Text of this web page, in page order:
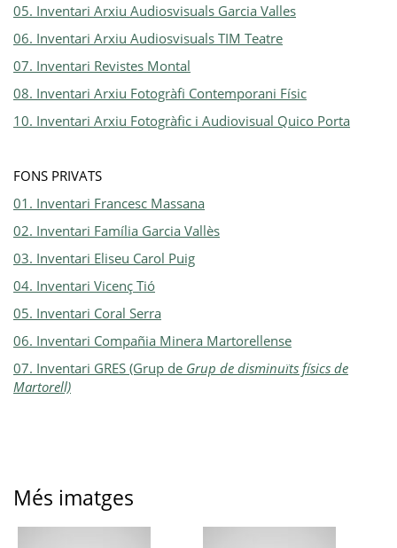
05. Inventari Arxiu Audiosvisuals Garcia Valles
06. Inventari Arxiu Audiosvisuals TIM Teatre
07. Inventari Revistes Montal
08. Inventari Arxiu Fotogràfi Contemporani Físic
10. Inventari Arxiu Fotogràfic i Audiovisual Quico Porta
FONS PRIVATS
01. Inventari Francesc Massana
02. Inventari Família Garcia Vallès
03. Inventari Eliseu Carol Puig
04. Inventari Vicenç Tió
05. Inventari Coral Serra
06. Inventari Compañia Minera Martorellense
07. Inventari GRES (Grup de Grup de disminuïts físics de
Martorell)
Més imatges